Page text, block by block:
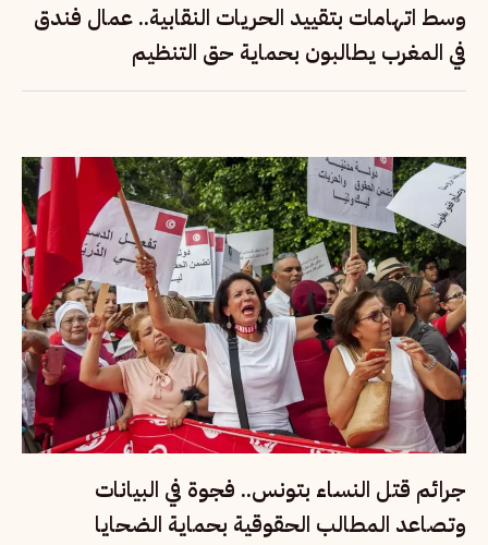
وسط اتهامات بتقييد الحريات النقابية.. عمال فندق
في المغرب يطالبون بحماية حق التنظيم
جرائم قتل النساء بتونس.. فجوة في البيانات
وتصاعد المطالب الحقوقية بحماية الضحايا